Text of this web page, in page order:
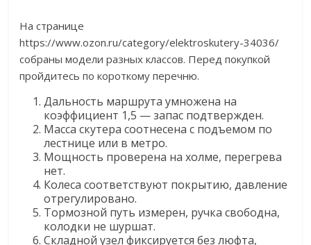
На странице
https://www.ozon.ru/category/elektroskutery-34036/
собраны модели разных классов. Перед покупкой
пройдитесь по короткому перечню.
Дальность маршрута умножена на
коэффициент 1,5 — запас подтвержден.
Масса скутера соотнесена с подъемом по
лестнице или в метро.
Мощность проверена на холме, перегрева
нет.
Колеса соответствуют покрытию, давление
отрегулировано.
Тормозной путь измерен, ручка свободна,
колодки не шуршат.
Складной узел фиксируется без люфта,